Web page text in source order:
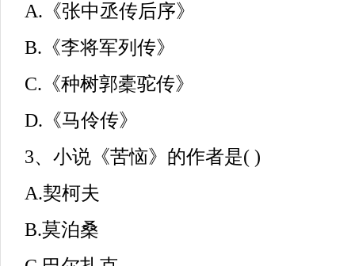
A.《张中丞传后序》
B.《李将军列传》
C.《种树郭橐驼传》
D.《马伶传》
3、小说《苦恼》的作者是( )
A.契柯夫
B.莫泊桑